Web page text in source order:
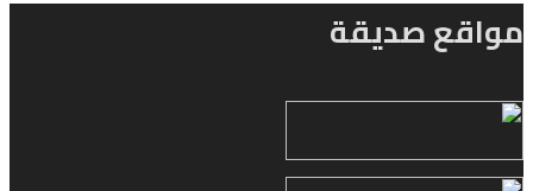
مواقع صديقة